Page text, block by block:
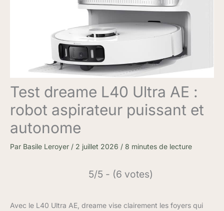
Test dreame L40 Ultra AE :
robot aspirateur puissant et
autonome
Par Basile Leroyer / 2 juillet 2026 / 8 minutes de lecture
5/5 - (6 votes)
Avec le L40 Ultra AE, dreame vise clairement les foyers qui